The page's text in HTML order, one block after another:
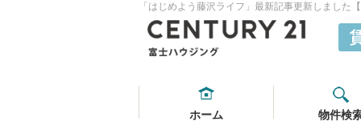
「はじめよう藤沢ライフ」最新記事更新しまし
ホーム 物件検